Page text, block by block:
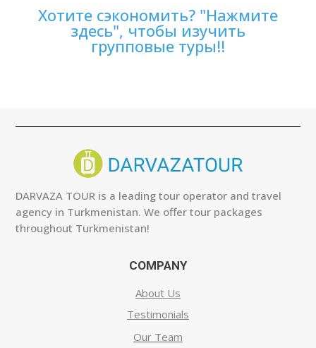
Хотите сэкономить? "Нажмите
здесь", чтобы изучить
групповые туры!!
DARVAZA TOUR is a leading tour operator and travel
agency in Turkmenistan. We offer tour packages
throughout Turkmenistan!
COMPANY
About Us
Testimonials
Our Team